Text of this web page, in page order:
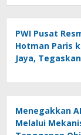
Dipertanyakan
PWI Pusat
Hotman Paris
Jaya,
Menegakkan
Melalui